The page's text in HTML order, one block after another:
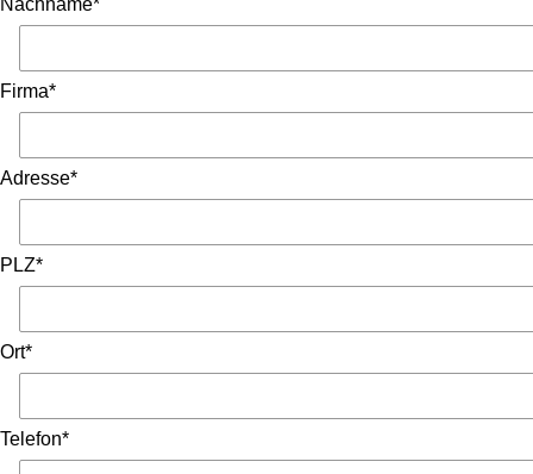
Nachname*
Firma*
Adresse*
PLZ*
Ort*
Telefon*